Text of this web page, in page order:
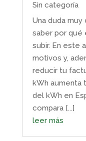
Sin categoría
Una duda
saber por qué
subir. En este
motivos y,
reducir tu
kWh aumenta
del kWh en
compara [...]
leer más